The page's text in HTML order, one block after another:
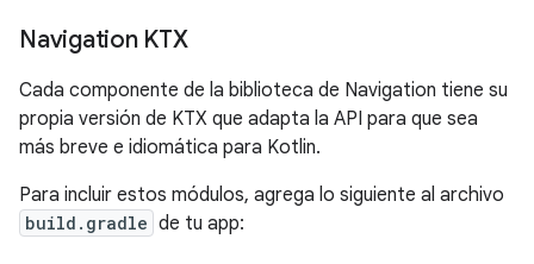
Navigation KTX
Cada componente de la biblioteca de Navigation tiene su
propia versión de KTX que adapta la API para que sea
más breve e idiomática para Kotlin.
Para incluir estos módulos, agrega lo siguiente al archivo
build.gradle de tu app: